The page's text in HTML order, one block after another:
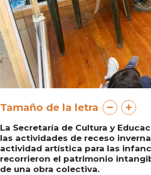
Tamaño de la letra
La Secretaría de Cultura y
las actividades de receso
actividad artística para las
recorrieron el patrimonio
de una obra colectiva.